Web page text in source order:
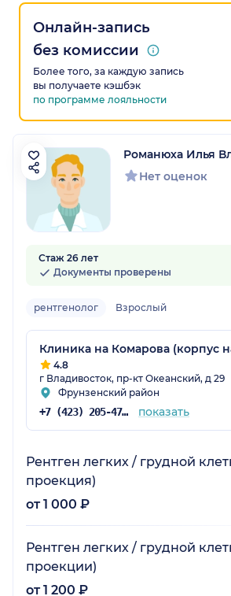
Онлайн-запись
без комиссии
Более того, за каждую запись
вы получаете кэшбэк
по программе лояльности
Романюха Илья
Нет оценок
Стаж 26 лет
Документы проверены
рентгенолог Взрослый
Клиника на Комарова (корпус
4.8
г Владивосток, пр-кт Океанский, д 29
Фрунзенский район
+7 (423) 205-47-83 показать
Рентген легких / грудной
проекция)
от 1 000 ₽
Рентген легких / грудной
проекции)
от 1 200 ₽